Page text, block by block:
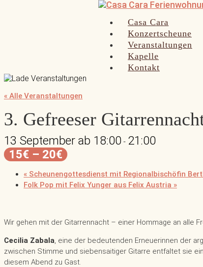
Casa Cara
Konzertscheune
Veranstaltungen
Kapelle
Kontakt
« Alle Veranstaltungen
3. Gefreeser
13 September ab 18:00 - 21:00
15€ – 20€
« Scheunengottesdienst mit Regionalbischöfin
Folk Pop mit Felix Yunger aus Felix Austria »
Wir gehen mit der Gitarrennacht – einer Hommage an alle
Cecilia Zabala, eine der bedeutenden Erneuerinnen der
zwischen Stimme und siebensaitiger Gitarre entfaltet sie
diesem Abend zu Gast.
Mit